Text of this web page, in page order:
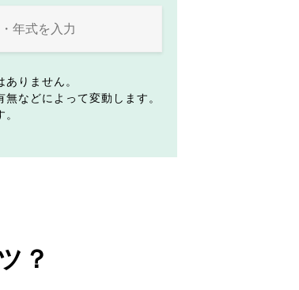
りません。
などによって変動します。
？